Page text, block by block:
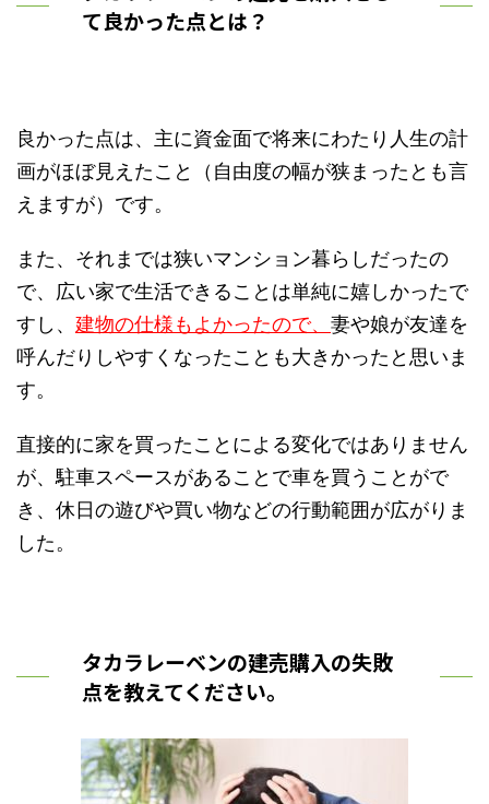
て良かった点とは？
良かった点は、主に資金面で将来にわたり人生の計
画がほぼ見えたこと（自由度の幅が狭まったとも言
えますが）です。
また、それまでは狭いマンション暮らしだったの
で、広い家で生活できることは単純に嬉しかったで
すし、 建物の仕様もよかったので、 妻や娘が友達を
呼んだりしやすくなったことも大きかったと思いま
す。
直接的に家を買ったことによる変化ではありません
が、駐車スペースがあることで車を買うことがで
き、休日の遊びや買い物などの行動範囲が広がりま
した。
タカラレーベンの建売購入の失敗
点を教えてください。